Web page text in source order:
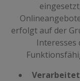
erfolgt auf der